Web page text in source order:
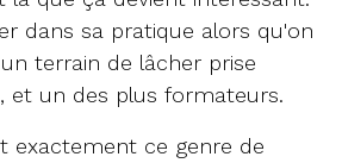
dans sa pratique alors qu'on
terrain de lâcher prise
et un des plus formateurs.
exactement ce genre de